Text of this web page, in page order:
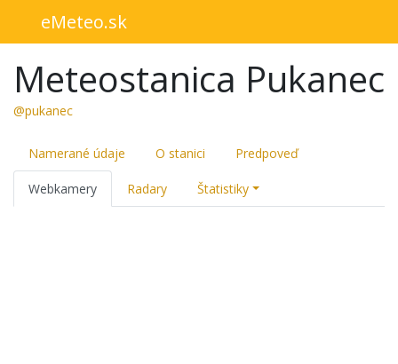
eMeteo.sk
Meteostanica Pukanec
@pukanec
Namerané údaje O stanici Predpoveď
Webkamery Radary Štatistiky